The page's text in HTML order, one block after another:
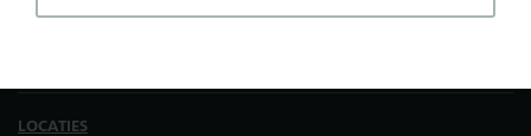
LOCATIES